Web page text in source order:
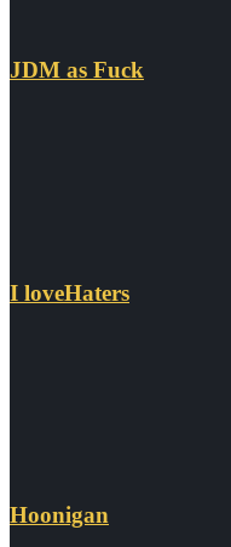
JDM as Fuck
I loveHaters
Hoonigan